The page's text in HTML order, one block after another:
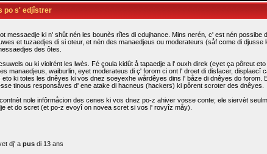
po s' edjîstrer
ki n' shût nén les bounès rîles di cdujhance. Mins nerén, c' est nén possibe
et tuzaedjes di si oteur, et nén des manaedjeus ou moderateurs (såf come di djusse
des ôtes.
ou ki violrént les lwès. Fé çoula kidût å tapaedje a l' ouxh direk (eyet ça pôreut
waiburlin, eyet moderateus di ç' forom ci ont l' droet di disfacer, displaecî
ki totes les dnêyes ki vos dnez soeyexhe wårdêyes dins l' båze di dnêyes do forom.
tinous responsåves d' ene atake di hacneus (hackers) ki pôrent scroter des dnêyes.
nole infôrmåcion des cenes ki vos dnez po-z ahiver vosse conte; ele siervèt
et do scret (et po-z evoyî on novea scret si vos l' rovyîz måy).
dj' a pus di 13 ans